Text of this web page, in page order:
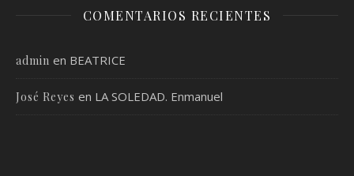
COMENTARIOS RECIENTES
admin en BEATRICE
José Reyes en LA SOLEDAD. Enmanuel